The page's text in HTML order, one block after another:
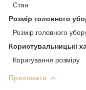
Стан
Розмір головного
Розмір головного
Користувальницькі
Коригування розміру
Приховати